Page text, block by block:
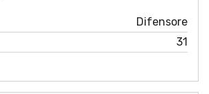
Difensore
31